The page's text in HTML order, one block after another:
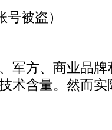
号被盗）
军方、商业品
术含量。然而实